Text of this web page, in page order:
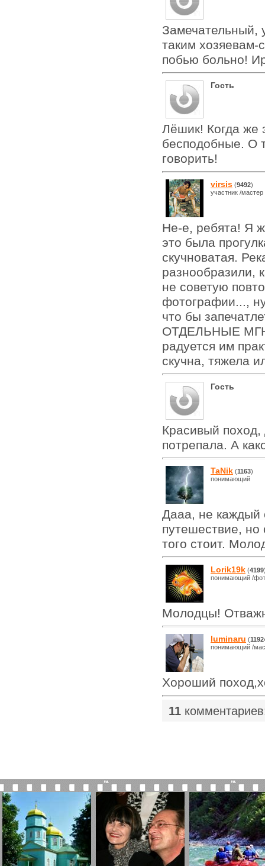
Замечательный,
таким хозяевам-
побью больно!
Гость
Лёшик! Когда же
бесподобные. О
говорить!
virsis (9492)
участник /мастер
Не-е, ребята! Я
это была
скучноватая.
разнообразили,
не советую
фотографии...,
что бы
ОТДЕЛЬНЫЕ
радуется им
скучна, тяжела
Гость
Красивый
потрепала. А
TaNik (1163)
понимающий
Дааа, не каждый
путешествие,
того стоит.
Lorik19k (4199
понимающий /
Молодцы!
luminaru (
понимающий /
Хороший
11